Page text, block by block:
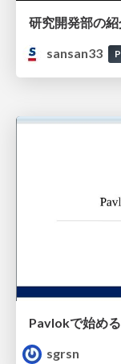
研究開発部の
sansan33
Pavlokで始め
sgrsn